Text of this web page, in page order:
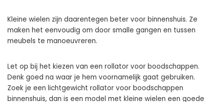
Kleine wielen zijn daarentegen beter voor binnenshuis. Ze
maken het eenvoudig om door smalle gangen en tussen
meubels te manoeuvreren.
Let op bij het kiezen van een rollator voor boodschappen.
Denk goed na waar je hem voornamelijk gaat gebruiken.
Zoek je een lichtgewicht rollator voor boodschappen
binnenshuis, dan is een model met kleine wielen een goede